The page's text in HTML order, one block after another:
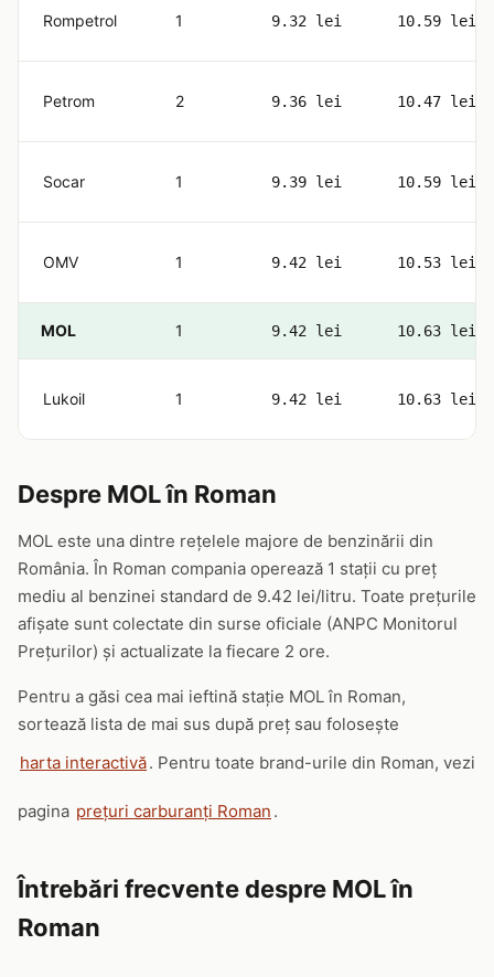
Rompetrol 1 9.32 lei 10.59 lei
Petrom 2 9.36 lei 10.47 lei
Socar 1 9.39 lei 10.59 lei
OMV 1 9.42 lei 10.53 lei
MOL 1 9.42 lei 10.63 lei
Lukoil 1 9.42 lei 10.63 lei
Despre MOL în Roman
MOL este una dintre rețelele majore de benzinării din
România. În Roman compania operează 1 stații cu preț
mediu al benzinei standard de 9.42 lei/litru. Toate prețurile
afișate sunt colectate din surse oficiale (ANPC Monitorul
Prețurilor) și actualizate la fiecare 2 ore.
Pentru a găsi cea mai ieftină stație MOL în Roman,
sortează lista de mai sus după preț sau folosește
harta interactivă. Pentru toate brand-urile din Roman, vezi
pagina prețuri carburanți Roman .
Întrebări frecvente despre MOL în
Roman